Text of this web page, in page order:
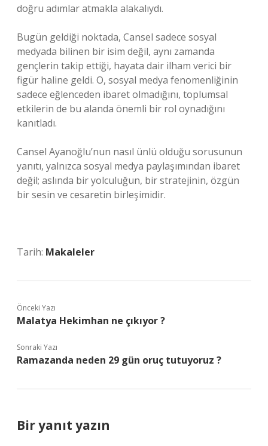
doğru adımlar atmakla alakalıydı.
Bugün geldiği noktada, Cansel sadece sosyal
medyada bilinen bir isim değil, aynı zamanda
gençlerin takip ettiği, hayata dair ilham verici bir
figür haline geldi. O, sosyal medya fenomenliğinin
sadece eğlenceden ibaret olmadığını, toplumsal
etkilerin de bu alanda önemli bir rol oynadığını
kanıtladı.
Cansel Ayanoğlu’nun nasıl ünlü olduğu sorusunun
yanıtı, yalnızca sosyal medya paylaşımından ibaret
değil; aslında bir yolculuğun, bir stratejinin, özgün
bir sesin ve cesaretin birleşimidir.
Tarih: Makaleler
Önceki Yazı
Malatya Hekimhan ne çıkıyor ?
Sonraki Yazı
Ramazanda neden 29 gün oruç tutuyoruz ?
Bir yanıt yazın